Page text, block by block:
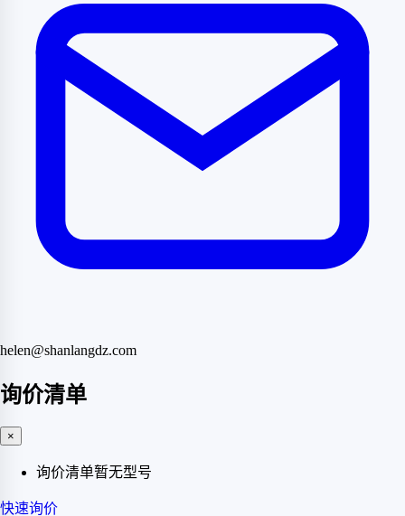
helen@shanlangdz.com
询价清单
×
询价清单暂无型号
快速询价